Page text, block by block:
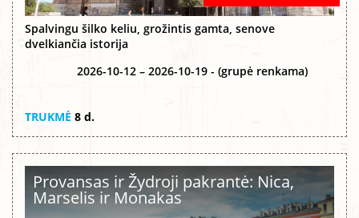
Spalvingu šilko keliu, grožintis gamta, senove
dvelkiančia istorija
2026-10-12 – 2026-10-19 - (grupė renkama)
TRUKMĖ 8 d.
Provansas ir Žydroji pakrantė: Nica,
Marselis ir Monakas